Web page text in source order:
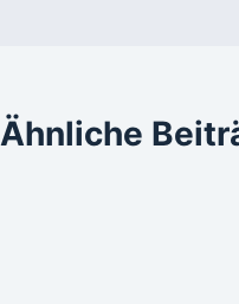
Ähnliche